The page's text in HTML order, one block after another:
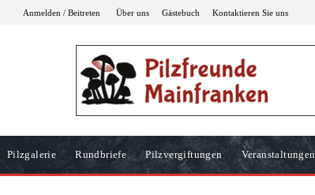
Anmelden / Beitreten Über uns Gästebuch Kontaktieren Sie uns
Pilzgalerie Rundbriefe Pilzvergiftungen Veranstaltungen